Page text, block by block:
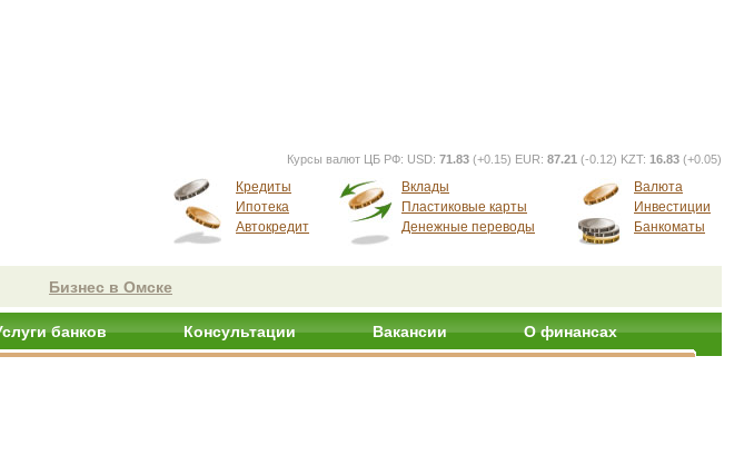
Курсы валют ЦБ РФ: USD: 71.83 (+0.15) EUR: 87.21 (-0.12) KZT: 16.83 (+0.05)
Кредиты
Ипотека
Автокредит
Вклады
Пластиковые карты
Денежные переводы
Валюта
Инвестиции
Банкоматы
Бизнес в Омске
банков Консультации Вакансии О финансах